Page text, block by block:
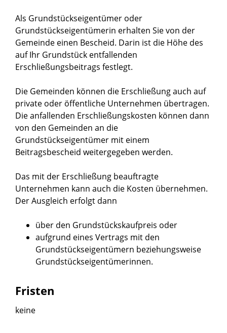
Als Grundstückseigentümer oder
Grundstückseigentümerin erhalten Sie von der
Gemeinde einen Bescheid. Darin ist die Höhe des
auf Ihr Grundstück entfallenden
Erschließungsbeitrags festlegt.
Die Gemeinden können die Erschließung auch auf
private oder öffentliche Unternehmen übertragen.
Die anfallenden Erschließungskosten können dann
von den Gemeinden an die
Grundstückseigentümer mit einem
Beitragsbescheid weitergegeben werden.
Das mit der Erschließung beauftragte
Unternehmen kann auch die Kosten übernehmen.
Der Ausgleich erfolgt dann
über den Grundstückskaufpreis oder
aufgrund eines Vertrags mit den
Grundstückseigentümern beziehungsweise
Grundstückseigentümerinnen.
Fristen
keine